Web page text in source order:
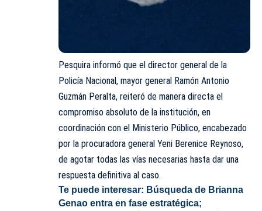
Pesquira informó que el director general de la
Policía Nacional, mayor general Ramón Antonio
Guzmán Peralta, reiteró de manera directa el
compromiso absoluto de la institución, en
coordinación con el Ministerio Público, encabezado
por la procuradora general Yeni Berenice Reynoso,
de agotar todas las vías necesarias hasta dar una
respuesta definitiva al caso.
Te puede interesar: Búsqueda de Brianna
Genao entra en fase estratégica;